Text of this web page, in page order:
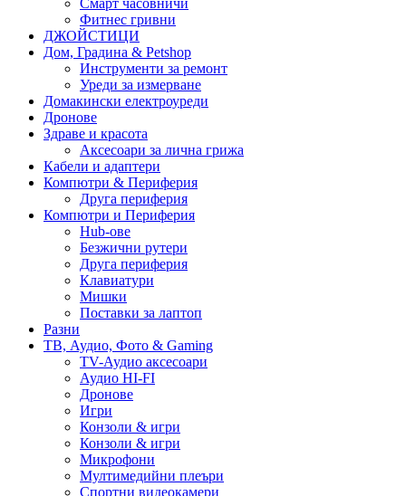
Смарт часовничи
Фитнес гривни
ДЖОЙСТИЦИ
Дом, Градина & Petshop
Инструменти за ремонт
Уреди за измерване
Домакински електроуреди
Дронове
Здраве и красота
Аксесоари за лична грижа
Кабели и адаптери
Компютри & Периферия
Друга периферия
Компютри и Периферия
Hub-ове
Безжични рутери
Друга периферия
Клавиатури
Мишки
Поставки за лаптоп
Разни
ТВ, Аудио, Фото & Gaming
TV-Аудио аксесоари
Аудио HI-FI
Дронове
Игри
Конзоли & игри
Конзоли & игри
Микрофони
Мултимедийни плеъри
Спортни видеокамери